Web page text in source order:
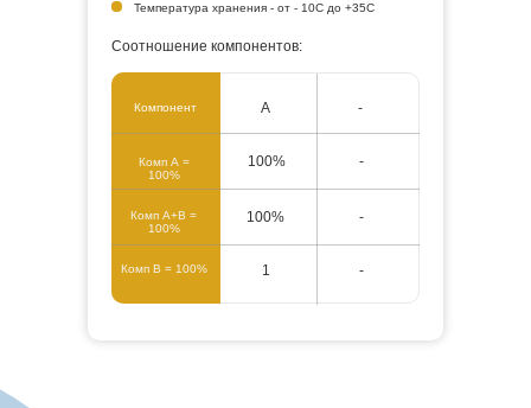
Температура хранения - от - 10С до +35С
Соотношение компонентов:
-
100% -
100% -
1
Компонент
Комп В = 100%
Комп А+В =
100%
Комп А =
100%
-
А